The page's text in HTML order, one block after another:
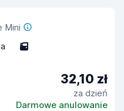
Mini
5
32,10 zł
za dzień
Darmowe anulowanie